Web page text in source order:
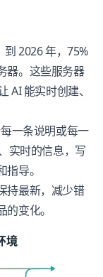
2026 年，75%
器。这些服务器
AI 能实时创建、
一条说明或每一
实时的信息，写
导。
持最新，减少错
变化。